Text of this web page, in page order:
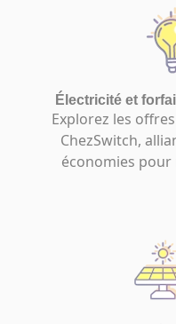
Électricité et
Explorez les
ChezSwitch,
économies pour